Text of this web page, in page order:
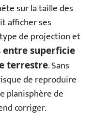
sur la taille des
afficher ses
de projection et
entre superficie
terrestre. Sans
de reproduire
planisphère de
corriger.